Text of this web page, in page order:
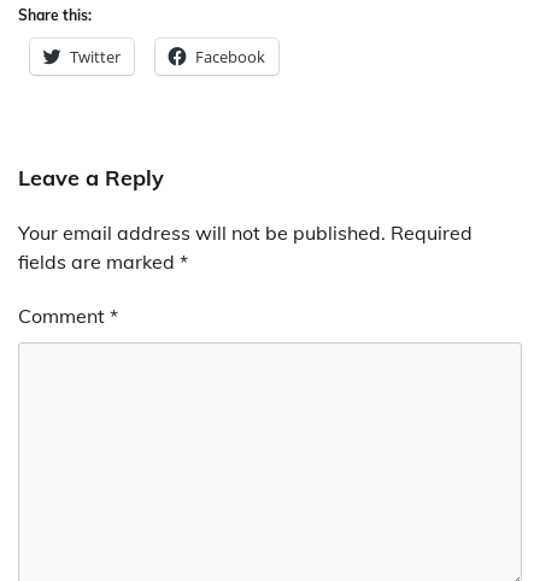
Share this:
Twitter Facebook
Leave a Reply
Your email address will not be published. Required
fields are marked *
Comment *